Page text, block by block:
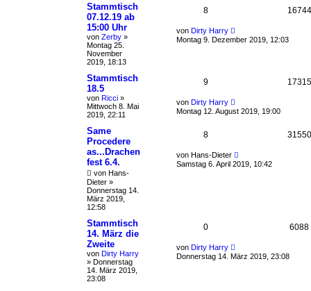
Stammtisch
07.12.19 ab
15:00 Uhr
von Zerby »
Montag 25.
November
2019, 18:13
8 16744
von Dirty Harry
Montag 9. Dezember 2019, 12:03
Stammtisch
18.5
von Ricci »
Mittwoch 8. Mai
2019, 22:11
9 17315
von Dirty Harry
Montag 12. August 2019, 19:00
Same
Procedere
as...Drachen
fest 6.4.
von Hans-
Dieter »
Donnerstag 14.
März 2019,
12:58
8 31550
von Hans-Dieter
Samstag 6. April 2019, 10:42
Stammtisch
14. März die
Zweite
von Dirty Harry
» Donnerstag
14. März 2019,
23:08
0 6088
von Dirty Harry
Donnerstag 14. März 2019, 23:08